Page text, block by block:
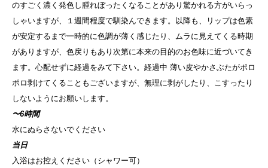
のすごく濃く発色し腫れぼったくなることがあり驚かれる方がいらっ
しゃいますが、１週間程度で馴染んできます。以降も、リップは色素
が安定するまで一時的に色調が薄く感じたり、ムラに見えてくる時期
がありますが、色戻りもあり次第に本来の目的のお色味に近づいてき
ます。心配せずに経過をみて下さい。経過中 薄い皮やかさぶたがポロ
ポロ剥けてくることもございますが、無理に剥がしたり、こすったり
しないようにお願いします。
〜6時間
水にぬらさないでください
当日
入浴はお控えください（シャワー可）